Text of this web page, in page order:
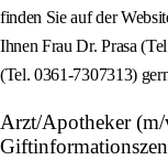
finden Sie auf der
Ihnen Frau Dr. Prasa
(Tel. 0361-7307313)
Arzt/Apotheker